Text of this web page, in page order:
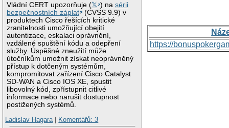
Vládní CERT upozorňuje (𝕏 ) nasérii
bezpečnostních záplat
(CVSS 9.9) v
produktech Cisco řešících kritické
zranitelnosti umožňující obejití
autentizace, eskalaci oprávnění,
vzdálené spuštění kódu a odepření
služby. Úspěšné zneužití může
útočníkům umožnit získat neoprávněný
přístup k dotčeným systémům,
kompromitovat zařízení Cisco Catalyst
SD-WAN a Cisco IOS XE, spustit
libovolný kód, zpřístupnit citlivé
informace nebo narušit dostupnost
postižených systémů.
Ladislav Hagara| Komentářů: 3
https://